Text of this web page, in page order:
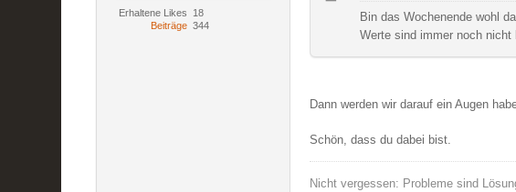
Erhaltene Likes
18
Beiträge 344
Bin das Wochenende wohl
Werte sind immer noch
Dann werden wir darauf ein Augen
Schön, dass du dabei bist.
Nicht vergessen: Probleme sind